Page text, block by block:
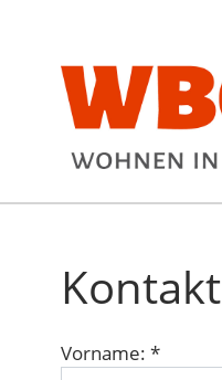
Kontakt
Vorname: *